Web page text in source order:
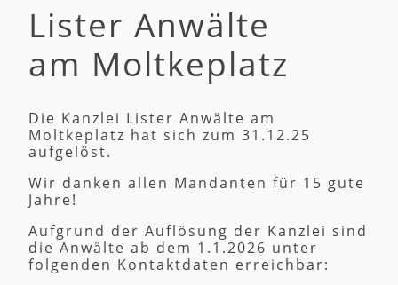
Lister Anwälte
am Moltkeplatz
Die Kanzlei Lister Anwälte am
Moltkeplatz hat sich zum 31.12.25
aufgelöst.
Wir danken allen Mandanten für 15 gute
Jahre!
Aufgrund der Auflösung der Kanzlei sind
die Anwälte ab dem 1.1.2026 unter
folgenden Kontaktdaten erreichbar: